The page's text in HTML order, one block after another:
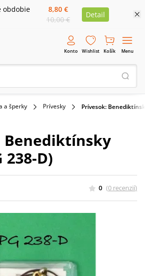
obdobie
8,80 €
10,00 €
Detail
Konto Wishlist Košík Menu
a šperky Prívesky Prívesok:
Benediktínsky
D)
0 (0 recenzií)